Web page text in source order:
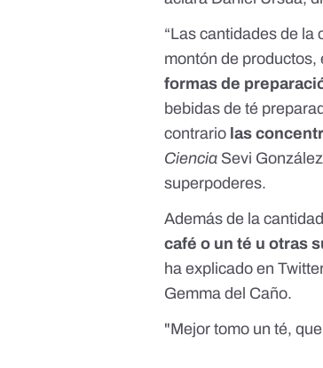
“Las cantidades de la
montón de productos,
formas de
bebidas de té
contrario las
Ciencia Sevi
superpoderes.
Además de la
café o un té u otras
ha explicado en
Gemma del Caño.
"Mejor tomo un té,